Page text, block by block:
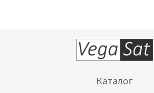
Каталог